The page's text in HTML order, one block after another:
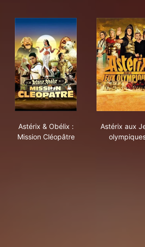
Astérix & Obélix :
Mission Cléopâtre
Astérix aux